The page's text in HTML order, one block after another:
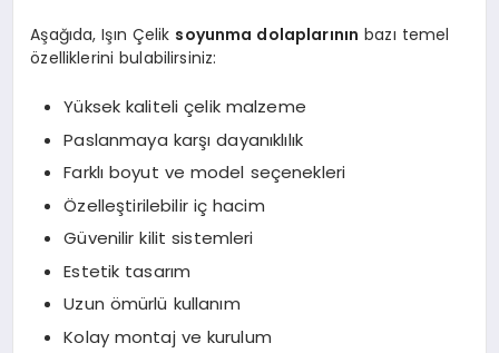
Aşağıda, Işın Çelik soyunma dolaplarının bazı temel
özelliklerini bulabilirsiniz:
Yüksek kaliteli çelik malzeme
Paslanmaya karşı dayanıklılık
Farklı boyut ve model seçenekleri
Özelleştirilebilir iç hacim
Güvenilir kilit sistemleri
Estetik tasarım
Uzun ömürlü kullanım
Kolay montaj ve kurulum